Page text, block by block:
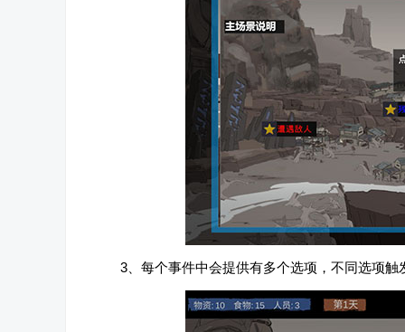
3、每个事件中会提供有多个选项，不同选项触